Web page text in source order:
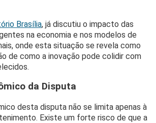
Brasília, já discutiu o impacto das
na economia e nos modelos de
onde esta situação se revela como
de como a inovação pode colidir com
da Disputa
desta disputa não se limita apenas à
Existe um forte risco de que a